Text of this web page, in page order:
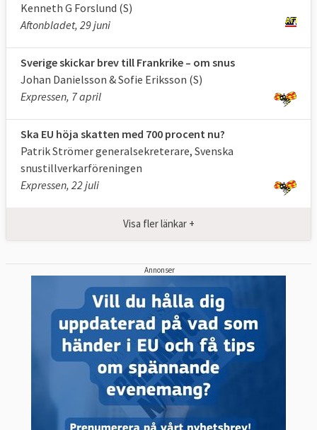
Kenneth G Forslund (S)
Aftonbladet, 29 juni
Sverige skickar brev till Frankrike – om snus
Johan Danielsson & Sofie Eriksson (S)
Expressen, 7 april
Ska EU höja skatten med 700 procent nu?
Patrik Strömer generalsekreterare, Svenska
snustillverkarföreningen
Expressen, 22 juli
Visa fler länkar +
Annonser